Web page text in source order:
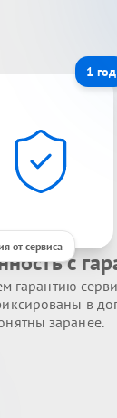
1 год
от сервиса
с
гарантию
в
заранее.